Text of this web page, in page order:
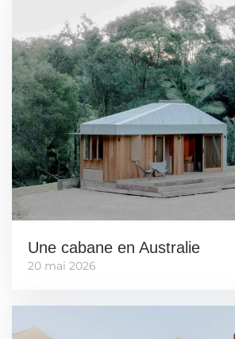
Une cabane en Australie
20 mai 2026